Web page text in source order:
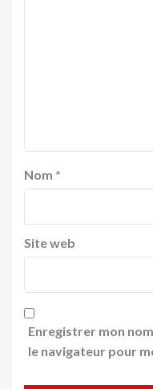
Nom *
Site web
Enregistrer mon
le navigateur pour